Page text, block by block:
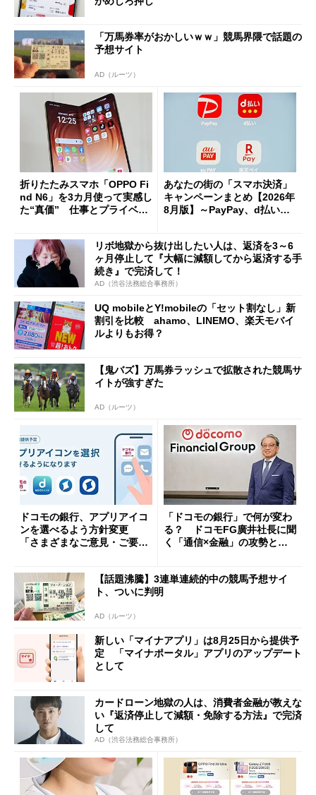
「万馬券率がおかしいｗｗ」競馬界隈で話題の
予想サイト
AD（ルーツ）
折りたたみスマホ「OPPO Fi
nd N6」を3カ月使って実感し
た“真価” 仕事とプライベー
あなたの街の「スマホ決済」
キャンペーンまとめ【2026年
8月版】～PayPay、d払い、a
リボ地獄から抜け出したい人は、返済を3～6
ヶ月停止して『大幅に減額してから返済する手
続き』で完済して！
AD（渋谷法務総合事務所）
UQ mobileとY!mobileの「セット割なし」新
割引を比較 ahamo、LINEMO、楽天モバイ
ルよりもお得？
【鬼バズ】万馬券ラッシュで拡散された競馬サ
イトが強すぎた
AD（ルーツ）
ドコモの銀行、アプリアイコ
ンを選べるよう方針変更
「さまざまなご意見・ご要望
「ドコモの銀行」で何が変わ
る？ ドコモFG廣井社長に聞
く「通信×金融」の攻勢とグ
【話題沸騰】3連単連続的中の競馬予想サイ
ト、ついに判明
AD（ルーツ）
新しい「マイナアプリ」は8月25日から提供予
定 「マイナポータル」アプリのアップデート
として
カードローン地獄の人は、消費者金融が教えな
い『返済停止して減額・免除する方法』で完済
して
AD（渋谷法務総合事務所）